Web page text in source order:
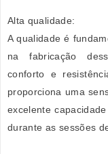
Alta qualidade:
A qualidade é
na fabricação
conforto e
proporciona uma
excelente
durante as sessões